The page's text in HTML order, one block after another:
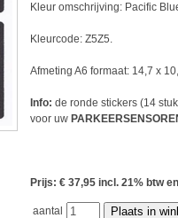
Kleur omschrijving: Pacific
Kleurcode: Z5Z5.
Afmeting A6 formaat: 14,7 x
Info: de ronde stickers (14
voor uw
Prijs: € 37,95 incl. 21% btw
aantal